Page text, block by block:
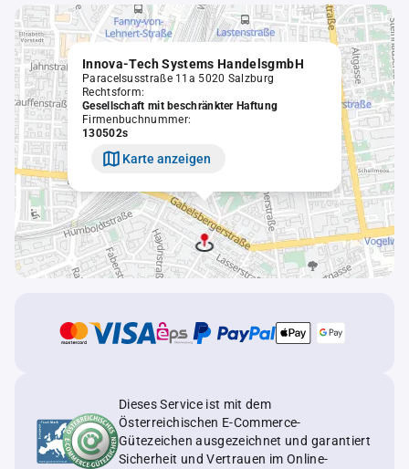
Innova-Tech Systems HandelsgmbH
Paracelsusstraße 11a 5020 Salzburg
Rechtsform:
Gesellschaft mit beschränkter Haftung
Firmenbuchnummer:
130502s
Karte anzeigen
Dieses Service ist mit dem
Österreichischen E-Commerce-
Gütezeichen ausgezeichnet und garantiert
Sicherheit und Vertrauen im Online-